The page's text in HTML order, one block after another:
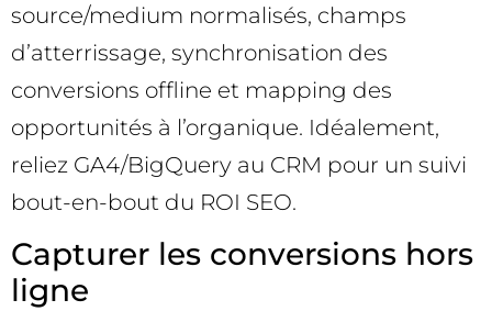
source/medium normalisés, champs
d’atterrissage, synchronisation des
conversions offline et mapping des
opportunités à l’organique. Idéalement,
reliez GA4/BigQuery au CRM pour un suivi
bout-en-bout du ROI SEO.
Capturer les conversions hors
ligne